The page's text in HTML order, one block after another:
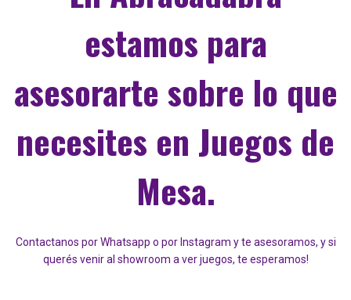
estamos para
asesorarte sobre lo que
necesites en Juegos de
Mesa.
Contactanos por Whatsapp o por Instagram y te asesoramos, y si
querés venir al showroom a ver juegos, te esperamos!